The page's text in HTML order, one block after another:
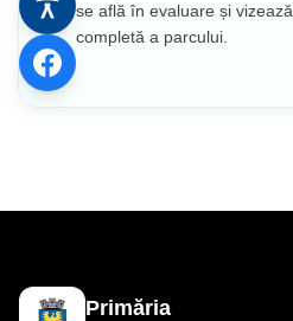
se află în evaluare și
completă a parcului.
Primăria